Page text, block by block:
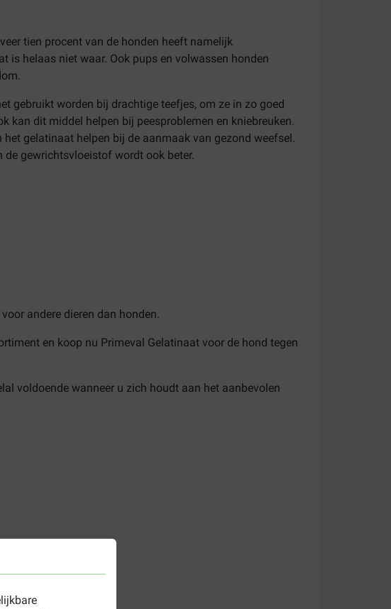
tien procent van de honden heeft namelijk
is helaas niet waar. Ook pups en volwassen honden
gebruikt worden bij drachtige teefjes, om ze in zo goed
kan dit middel helpen bij peesproblemen en kniebreuken.
gelatinaat helpen bij de aanmaak van gezond weefsel.
gewrichtsvloeistof wordt ook beter.
andere dieren dan honden.
en koop nu Primeval Gelatinaat voor de hond tegen
voldoende wanneer u zich houdt aan het aanbevolen